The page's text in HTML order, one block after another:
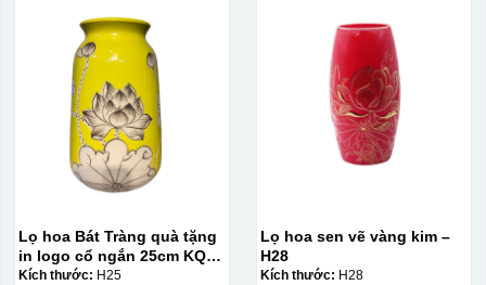
cho vị trí logo cân đối phù hợp, sau đó dùng miếng nhựa
gạt hết nước phía dưới ra
Lọ hoa Bát Tràng quà tặng
in logo cổ ngắn 25cm KQ-
LH02
Kích thước: H25
Lọ hoa sen vẽ vàng kim –
H28
Kích thước: H28